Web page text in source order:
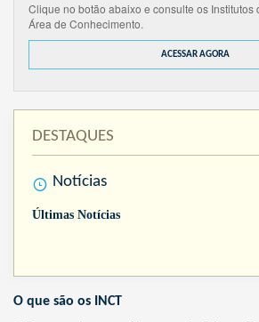
Clique no botão abaixo e consulte os Institutos
Área de Conhecimento.
ACESSAR AGORA
DESTAQUES
Notícias
Últimas Notícias
O que são os INCT